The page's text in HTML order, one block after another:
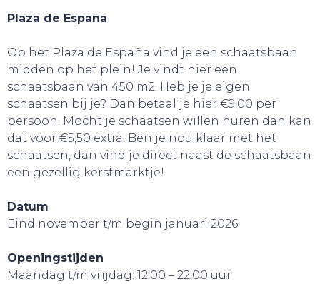
Plaza de España
Op het Plaza de España vind je een schaatsbaan
midden op het plein! Je vindt hier een
schaatsbaan van 450 m2. Heb je je eigen
schaatsen bij je? Dan betaal je hier €9,00 per
persoon. Mocht je schaatsen willen huren dan kan
dat voor €5,50 extra. Ben je nou klaar met het
schaatsen, dan vind je direct naast de schaatsbaan
een gezellig kerstmarktje!
Datum
Eind november t/m begin januari 2026
Openingstijden
Maandag t/m vrijdag: 12.00 – 22.00 uur